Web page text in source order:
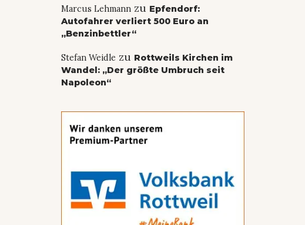
Marcus Lehmannzu Epfendorf:
Autofahrer verliert 500 Euro an
„Benzinbettler“
Stefan Weidle zu Rottweils Kirchen im
Wandel: „Der größte Umbruch seit
Napoleon“